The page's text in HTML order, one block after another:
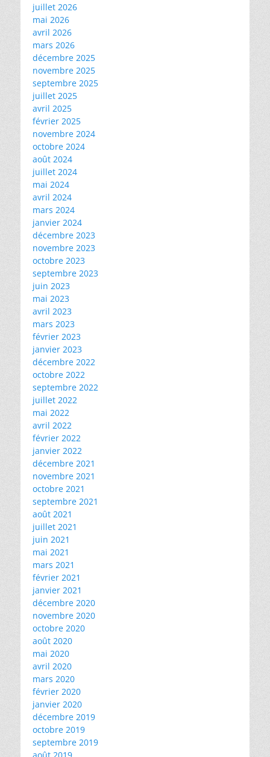
juillet 2026
mai 2026
avril 2026
mars 2026
décembre 2025
novembre 2025
septembre 2025
juillet 2025
avril 2025
février 2025
novembre 2024
octobre 2024
août 2024
juillet 2024
mai 2024
avril 2024
mars 2024
janvier 2024
décembre 2023
novembre 2023
octobre 2023
septembre 2023
juin 2023
mai 2023
avril 2023
mars 2023
février 2023
janvier 2023
décembre 2022
octobre 2022
septembre 2022
juillet 2022
mai 2022
avril 2022
février 2022
janvier 2022
décembre 2021
novembre 2021
octobre 2021
septembre 2021
août 2021
juillet 2021
juin 2021
mai 2021
mars 2021
février 2021
janvier 2021
décembre 2020
novembre 2020
octobre 2020
août 2020
mai 2020
avril 2020
mars 2020
février 2020
janvier 2020
décembre 2019
octobre 2019
septembre 2019